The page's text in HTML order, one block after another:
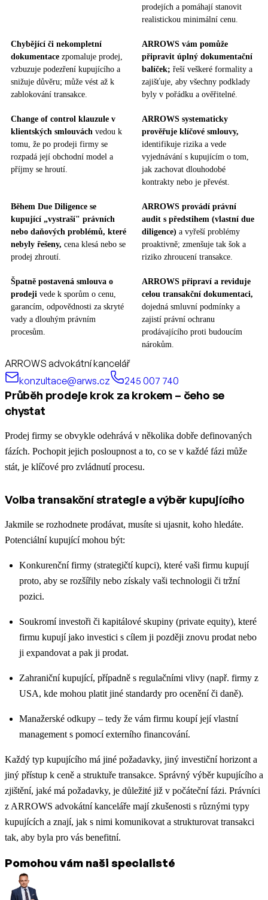
prodejích a pomáhají stanovit
realistickou minimální cenu.
Chybějící či nekompletní
dokumentace zpomaluje prodej,
vzbuzuje podezření kupujícího a
snižuje důvěru; může vést až k
zablokování transakce.
ARROWS vám pomůže
připravit úplný dokumentační
balíček; řeší veškeré formality a
zajišťuje, aby všechny podklady
byly v pořádku a ověřitelné.
Change of control klauzule v
klientských smlouvách vedou k
tomu, že po prodeji firmy se
rozpadá její obchodní model a
příjmy se hroutí.
ARROWS systematicky
prověřuje klíčové smlouvy,
identifikuje rizika a vede
vyjednávání s kupujícím o tom,
jak zachovat dlouhodobé
kontrakty nebo je převést.
Během Due Diligence se
kupující „vystraší" právních
nebo daňových problémů, které
nebyly řešeny, cena klesá nebo se
prodej zhroutí.
ARROWS provádí právní
audit s předstihem (vlastní due
diligence) a vyřeší problémy
proaktivně; zmenšuje tak šok a
riziko zhroucení transakce.
Špatně postavená smlouva o
prodeji vede k sporům o cenu,
garancím, odpovědnosti za skryté
vady a dlouhým právním
procesům.
ARROWS připraví a reviduje
celou transakční dokumentaci,
dojedná smluvní podmínky a
zajistí právní ochranu
prodávajícího proti budoucím
nárokům.
ARROWS advokátní kancelář
konzultace@arws.cz
245 007 740
Průběh prodeje krok za krokem – čeho se
chystat
Prodej firmy se obvykle odehrává v několika dobře definovaných
fázích. Pochopit jejich posloupnost a to, co se v každé fázi může
stát, je klíčové pro zvládnutí procesu.
Volba transakční strategie a výběr kupujícího
Jakmile se rozhodnete prodávat, musíte si ujasnit, koho hledáte.
Potenciální kupující mohou být:
Konkurenční firmy (strategičtí kupci), které vaši firmu kupují
proto, aby se rozšířily nebo získaly vaši technologii či tržní
pozici.
Soukromí investoři či kapitálové skupiny (private equity), které
firmu kupují jako investici s cílem ji později znovu prodat nebo
ji expandovat a pak ji prodat.
Zahraniční kupující, případně s regulačními vlivy (např. firmy z
USA, kde mohou platit jiné standardy pro ocenění či daně).
Manažerské odkupy – tedy že vám firmu koupí její vlastní
management s pomocí externího financování.
Každý typ kupujícího má jiné požadavky, jiný investiční horizont a
jiný přístup k ceně a struktuře transakce. Správný výběr kupujícího a
zjištění, jaké má požadavky, je důležité již v počáteční fázi. Právníci
z ARROWS advokátní kanceláře mají zkušenosti s různými typy
kupujících a znají, jak s nimi komunikovat a strukturovat transakci
tak, aby byla pro vás benefitní.
Pomohou vám naši specialisté